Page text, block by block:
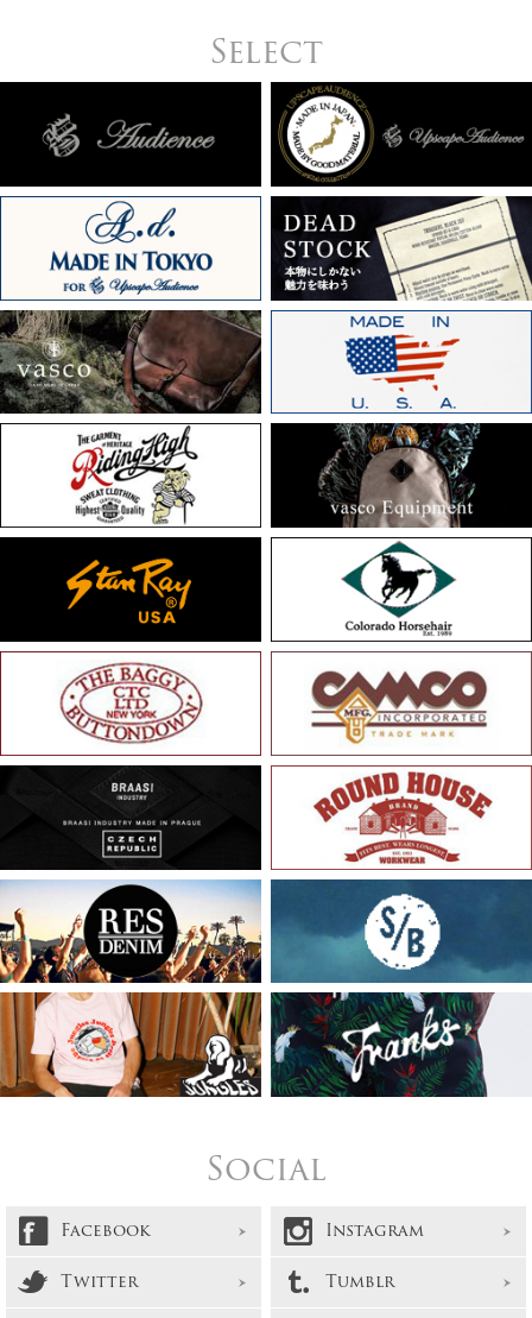
Select
Social
Facebook
Instagram
Twitter
Tumblr